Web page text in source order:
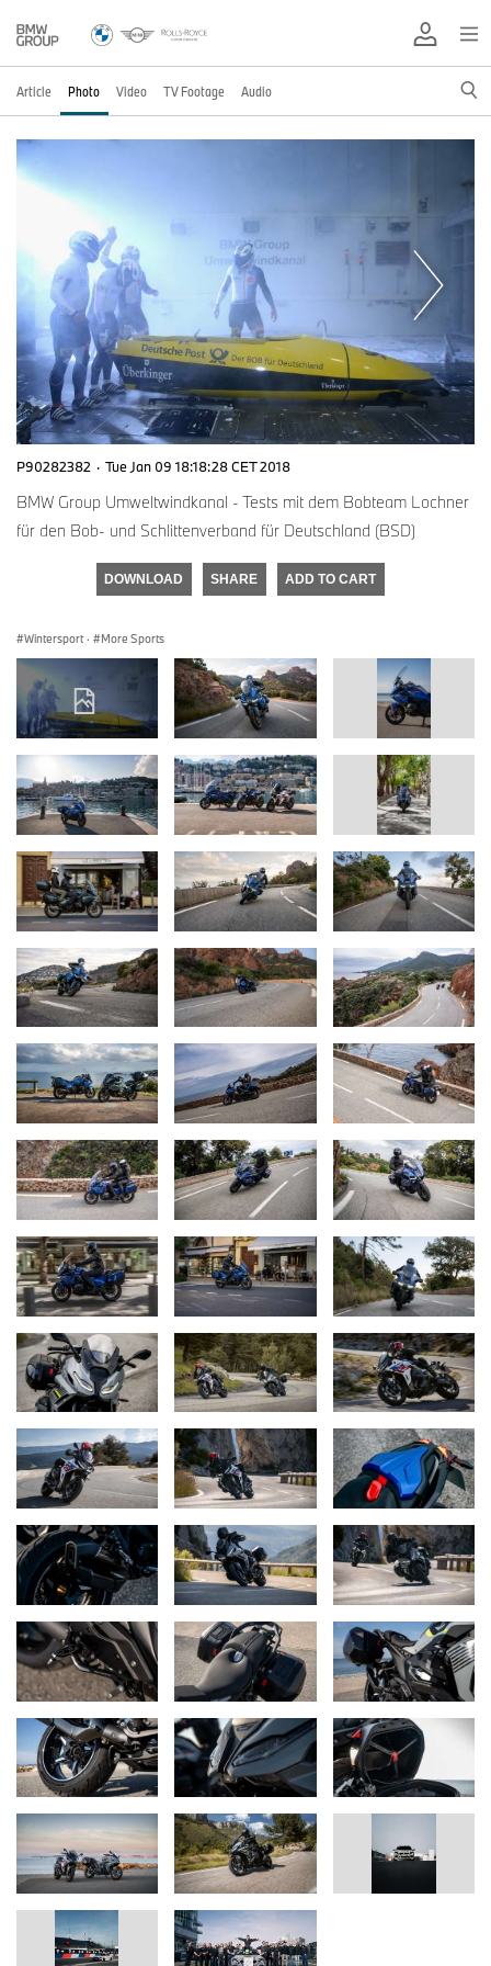
Article Photo Video TV Footage Audio
P90282382 · Tue Jan 09 18:18:28 CET 2018
BMW Group Umweltwindkanal - Tests mit dem Bobteam Lochner
für den Bob- und Schlittenverband für Deutschland (BSD)
DOWNLOAD SHARE ADD TO CART
Wintersport · More Sports